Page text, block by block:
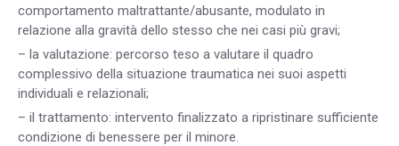
comportamento maltrattante/abusante, modulato in
relazione alla gravità dello stesso che nei casi più gravi;
– la valutazione: percorso teso a valutare il quadro
complessivo della situazione traumatica nei suoi aspetti
individuali e relazionali;
– il trattamento: intervento finalizzato a ripristinare sufficiente
condizione di benessere per il minore.